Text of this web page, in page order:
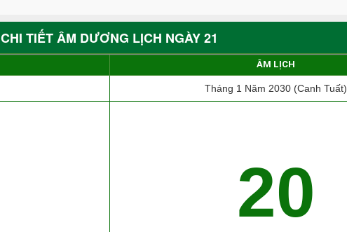
CHI TIẾT ÂM DƯƠNG LỊCH NGÀY 21
ÂM LỊCH
Tháng 1 Năm 2030 (Canh Tuất)
20